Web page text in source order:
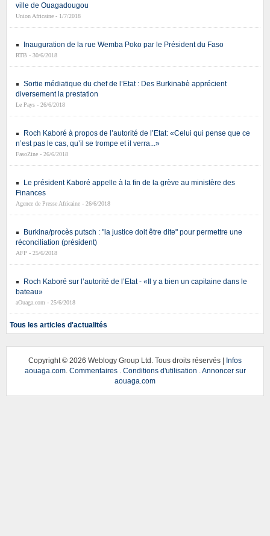
ville de Ouagadougou
Union Africaine - 1/7/2018
Inauguration de la rue Wemba Poko par le Président du Faso
RTB - 30/6/2018
Sortie médiatique du chef de l’Etat : Des Burkinabè apprécient
diversement la prestation
Le Pays - 26/6/2018
Roch Kaboré à propos de l’autorité de l’Etat: «Celui qui pense que ce
n’est pas le cas, qu’il se trompe et il verra...»
FasoZine - 26/6/2018
Le président Kaboré appelle à la fin de la grève au ministère des
Finances
Agence de Presse Africaine - 26/6/2018
Burkina/procès putsch : "la justice doit être dite" pour permettre une
réconciliation (président)
AFP - 25/6/2018
Roch Kaboré sur l’autorité de l’Etat - «Il y a bien un capitaine dans le
bateau»
aOuaga.com - 25/6/2018
Tous les articles d'actualités
Copyright © 2026 Weblogy Group Ltd. Tous droits réservés | Infos
aouaga.com. Commentaires. Conditions d'utilisation
Annoncer sur
aouaga.com